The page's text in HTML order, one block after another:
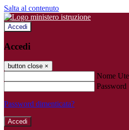
Salta al contenuto
Accedi
Accedi
button close ×
Nome
Password
Password dimenticata?